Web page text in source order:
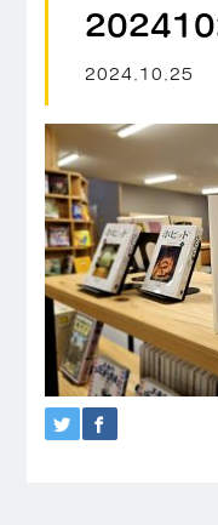
2024.10.25